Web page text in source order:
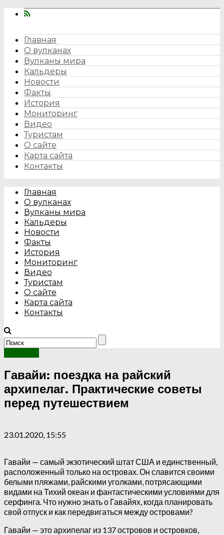
Главная
О вулканах
Вулканы мира
Кальдеры
Новости
Факты
История
Мониторинг
Видео
Туристам
О сайте
Карта сайта
Контакты
Главная
О вулканах
Вулканы мира
Кальдеры
Новости
Факты
История
Мониторинг
Видео
Туристам
О сайте
Карта сайта
Контакты
Гавайи: поездка на райский
архипелаг. Практические советы
перед путешествием
23.01.2020, 15:55
Гавайи — самый экзотический штат США и единственный,
расположенный только на островах. Он славится своими
белыми пляжами, райскими уголками, потрясающими
видами на Тихий океан и фантастическими условиями для
серфинга. Что нужно знать о Гавайях, когда планировать
свой отпуск и как передвигаться между островами?
Гавайи — это архипелаг из 137 островов и островков,